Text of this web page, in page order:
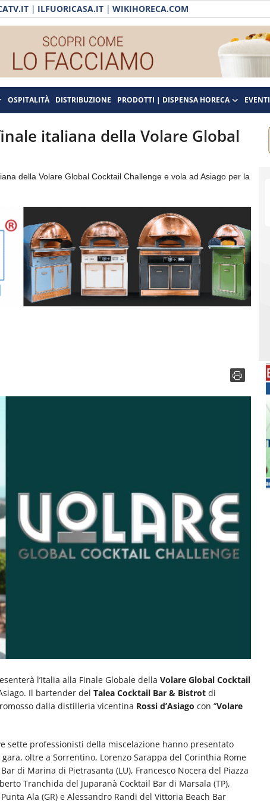
| ILFUORICASA.IT | WIKIHORECA.COM
OSPITALITÀ DISTRIBUZIONE PRODOTTI | DISPENSA HORECA EVENTI
italiana della Volare Global
della Volare Global Cocktail Challenge e vola ad Asiago per la
l’Italia alla Finale Globale della Volare Global Cocktail
Il bartender del Talea Cocktail Bar & Bistrot di
dalla distilleria vicentina Rossi d’Asiago con “Volare
sette professionisti della miscelazione hanno presentato
oltre a Sorrentino, Lorenzo Sarappa del Corinthia Rome
di Marina di Pietrasanta (LU), Francesco Nocera del Piazza
Tranchida del Juparanà Cocktail Bar di Marsala (TP),
Ala (GR) e Alessandro Randi del Vittoria Beach Bar